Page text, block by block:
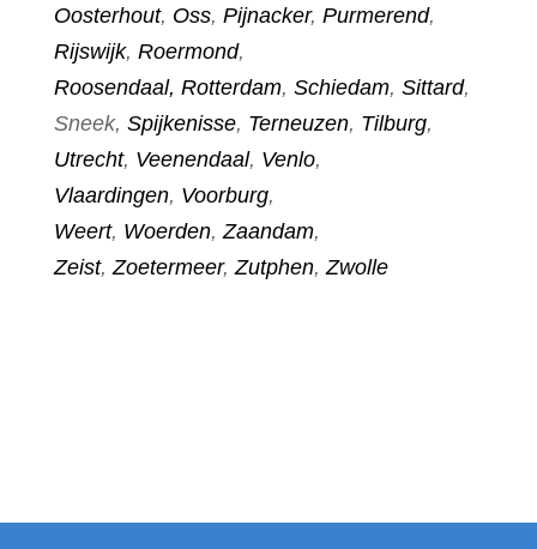
Oosterhout, Oss, Pijnacker, Purmerend,
Rijswijk, Roermond,
Roosendaal, Rotterdam, Schiedam, Sittard,
Sneek, Spijkenisse, Terneuzen, Tilburg,
Utrecht, Veenendaal, Venlo,
Vlaardingen, Voorburg,
Weert, Woerden,Zaandam,
Zeist,Zoetermeer,Zutphen,Zwolle